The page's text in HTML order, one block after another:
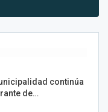
continúa
de…